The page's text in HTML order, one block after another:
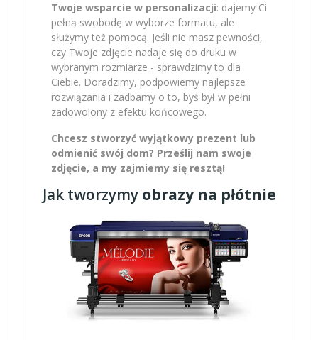
Twoje wsparcie w personalizacji: dajemy Ci
pełną swobodę w wyborze formatu, ale
służymy też pomocą. Jeśli nie masz pewności,
czy Twoje zdjęcie nadaje się do druku w
wybranym rozmiarze - sprawdzimy to dla
Ciebie. Doradzimy, podpowiemy najlepsze
rozwiązania i zadbamy o to, byś był w pełni
zadowolony z efektu końcowego.
Chcesz stworzyć wyjątkowy prezent lub
odmienić swój dom? Prześlij nam swoje
zdjęcie, a my zajmiemy się resztą!
Jak tworzymyobrazy na płótnie